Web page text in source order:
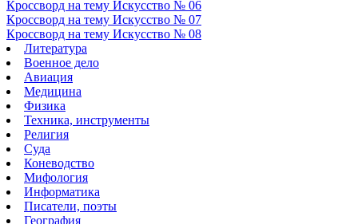
Кроссворд на тему Искусство № 06
Кроссворд на тему Искусство № 07
Кроссворд на тему Искусство № 08
Литература
Военное дело
Авиация
Медицина
Физика
Техника, инструменты
Религия
Суда
Коневодство
Мифология
Информатика
Писатели, поэты
География